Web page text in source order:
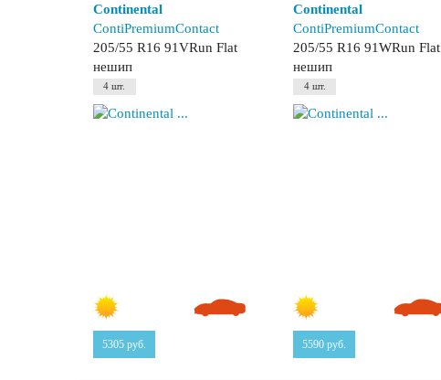
Continental
ContiPremiumContact
205/55 R16 91VRun Flat
нешип
4 шт.
5305 руб.
Continental
ContiPremiumContact
205/55 R16 91WRun Flat
нешип
4 шт.
5590 руб.